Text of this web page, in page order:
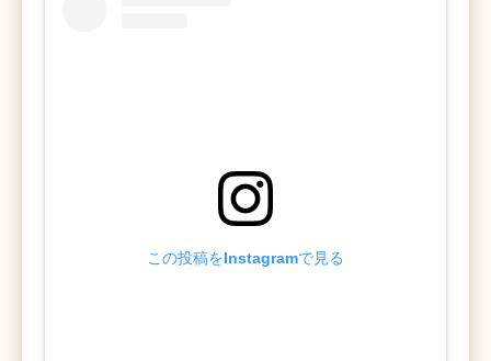
この投稿をInstagramで見る